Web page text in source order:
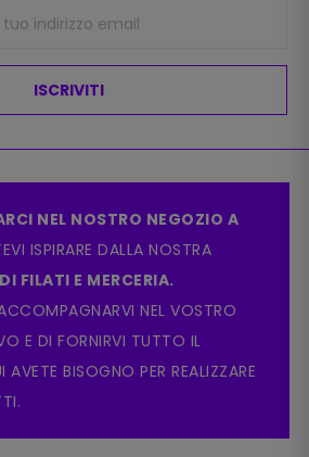
ISCRIVITI
NEL NOSTRO NEGOZIO A
ISPIRARE DALLA NOSTRA
FILATI E MERCERIA.
NEL VOSTRO
E DI FORNIRVI TUTTO IL
BISOGNO PER REALIZZARE